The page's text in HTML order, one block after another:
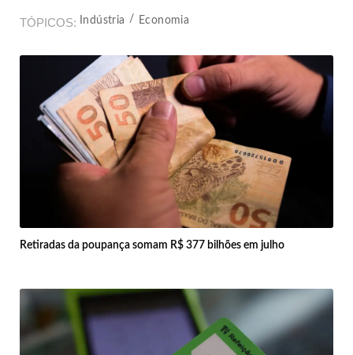
TÓPICOS Indústria Economia
Retiradas da poupança somam R$ 377 bilhões em julho